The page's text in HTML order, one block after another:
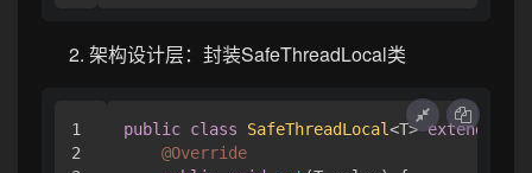
架构设计层：封装SafeThreadLocal类
1
2
public class SafeThreadLocal<T> extends
@Override